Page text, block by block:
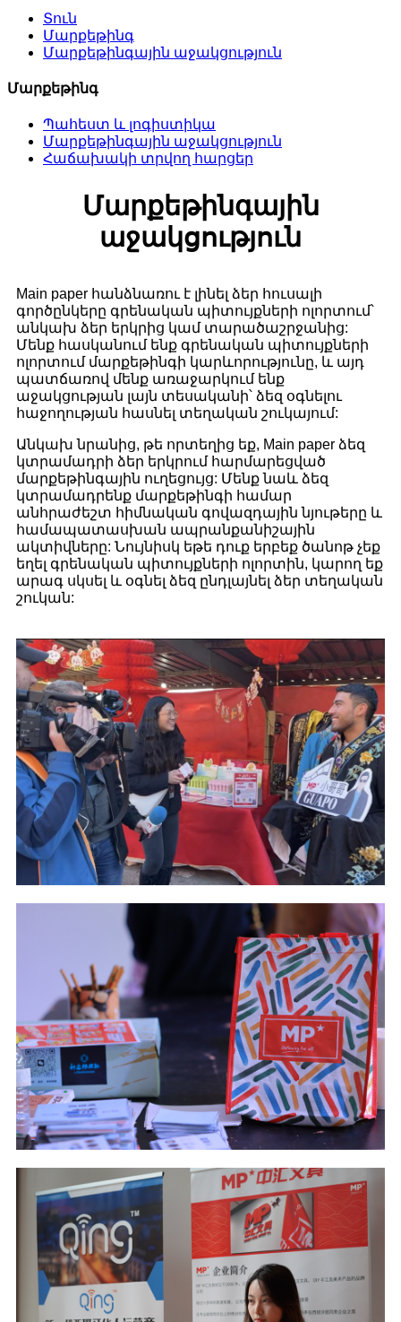
Տուն
Մարքեթինգ
Մարքեթինգային աջակցություն
Մարքեթինգ
Պահեստ և լոգիստիկա
Մարքեթինգային աջակցություն
Հաճախակի տրվող հարցեր
Մարքեթինգային
աջակցություն
Main paper հանձնառու է լինել ձեր հուսալի
գործընկերը գրենական պիտույքների ոլորտում՝
անկախ ձեր երկրից կամ տարածաշրջանից:
Մենք հասկանում ենք գրենական պիտույքների
ոլորտում մարքեթինգի կարևորությունը, և այդ
պատճառով մենք առաջարկում ենք
աջակցության լայն տեսականի՝ ձեզ օգնելու
հաջողության հասնել տեղական շուկայում:
Անկախ նրանից, թե որտեղից եք, Main paper ձեզ
կտրամադրի ձեր երկրում հարմարեցված
մարքեթինգային ուղեցույց: Մենք նաև ձեզ
կտրամադրենք մարքեթինգի համար
անհրաժեշտ հիմնական գովազդային նյութերը և
համապատասխան ապրանքանիշային
ակտիվները: Նույնիսկ եթե դուք երբեք ծանոթ չեք
եղել գրենական պիտույքների ոլորտին, կարող եք
արագ սկսել և օգնել ձեզ ընդլայնել ձեր տեղական
շուկան: